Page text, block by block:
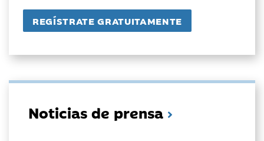
Noticias de prensa